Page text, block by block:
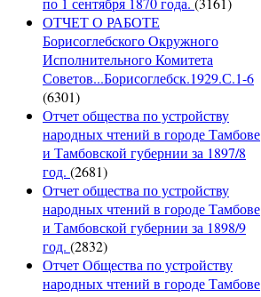
ОТЧЕТ О РАБОТЕ
Борисоглебского Окружного
Исполнительного Комитета
Советов...Борисоглебск.1929.С.1-6
(6301)
Отчет общества по устройству
народных чтений в городе Тамбове
и Тамбовской губернии за 1897/8
год. (2681)
Отчет общества по устройству
народных чтений в городе Тамбове
и Тамбовской губернии за 1898/9
год. (2832)
Отчет Общества по устройству
народных чтений в городе Тамбове